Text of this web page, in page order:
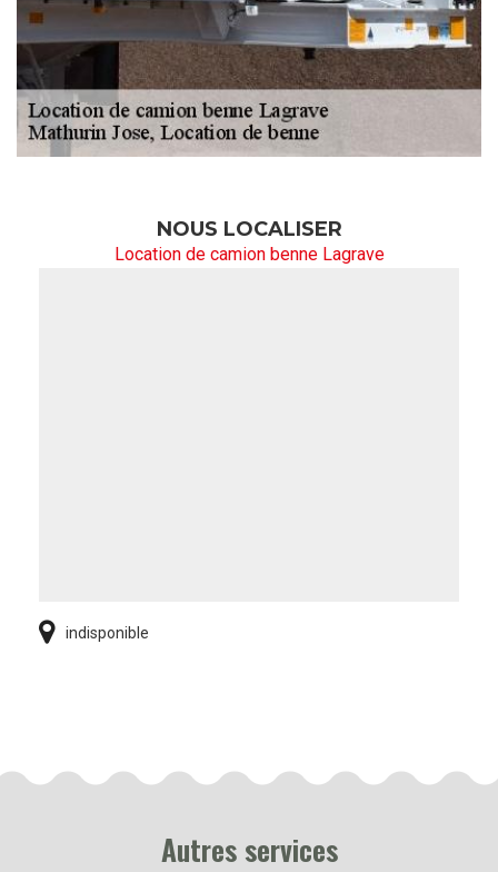
NOUS LOCALISER
Location de camion benne Lagrave
indisponible
Autres services